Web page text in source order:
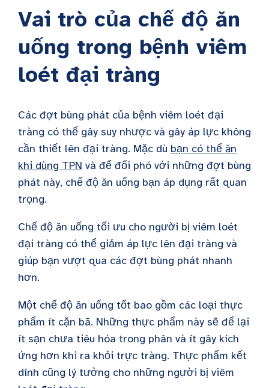
Vai trò của chế độ ăn
uống trong bệnh viêm
loét đại tràng
Các đợt bùng phát của bệnh viêm loét đại
tràng có thể gây suy nhược và gây áp lực không
cần thiết lên đại tràng. Mặc dù bạn có thể ăn
khi dùng TPN và để đối phó với những đợt bùng
phát này, chế độ ăn uống bạn áp dụng rất quan
trọng.
Chế độ ăn uống tối ưu cho người bị viêm loét
đại tràng có thể giảm áp lực lên đại tràng và
giúp bạn vượt qua các đợt bùng phát nhanh
hơn.
Một chế độ ăn uống tốt bao gồm các loại thực
phẩm ít cặn bã. Những thực phẩm này sẽ để lại
ít sạn chưa tiêu hóa trong phân và ít gây kích
ứng hơn khi ra khỏi trực tràng. Thực phẩm kết
dính cũng lý tưởng cho những người bị viêm